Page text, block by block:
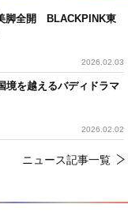
脚全開 BLACKPINK東
2026.02.03
を越えるバディドラマ
2026.02.02
ニュース記事一覧